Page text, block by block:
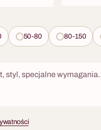
50-80 80-150